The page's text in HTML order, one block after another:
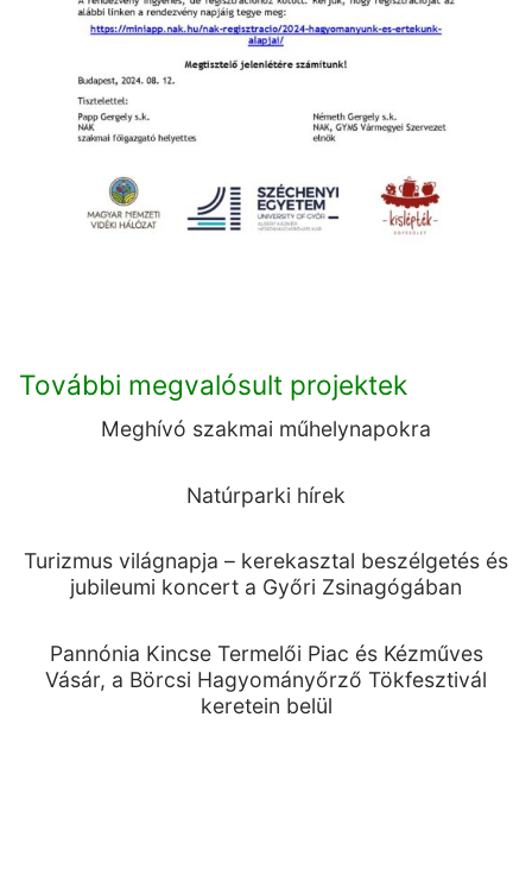
További megvalósult projektek
Meghívó szakmai műhelynapokra
Natúrparki hírek
Turizmus világnapja – kerekasztal beszélgetés és
jubileumi koncert a Győri Zsinagógában
Pannónia Kincse Termelői Piac és Kézműves
Vásár, a Börcsi Hagyományőrző Tökfesztivál
keretein belül